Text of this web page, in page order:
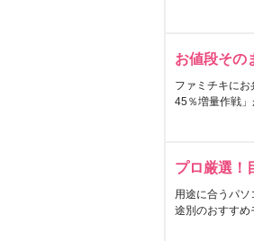
お値段その
ファミチキに
45％増量作戦
プロ厳選！
用途に合うパ
途別のおすすめ